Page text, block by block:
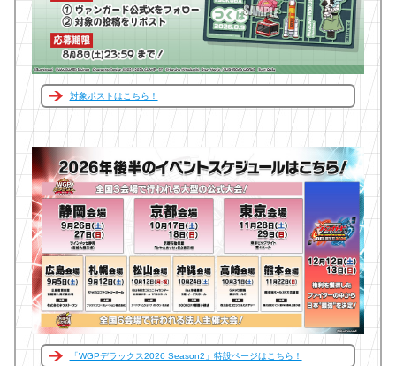
対象ポストはこちら！
「WGPデラックス2026 Season2」特設ページはこちら！